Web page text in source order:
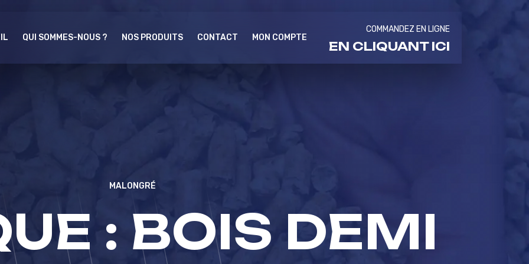
QUI SOMMES-NOUS ? NOS PRODUITS CONTACT MON COMPTE
COMMANDEZ EN LIGNE
EN CLIQUANT ICI
MALONGRÉ
: BOIS DEMI